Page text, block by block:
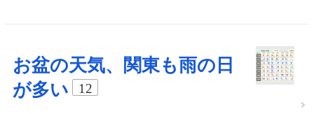
お盆の天気、関東も雨の日
が多い
12